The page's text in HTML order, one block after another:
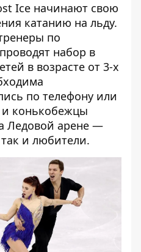
Ice начинают свою
катанию на льду.
по
набор в
в возрасте от 3-х
по телефону или
и конькобежцы
Ледовой арене —
и любители.